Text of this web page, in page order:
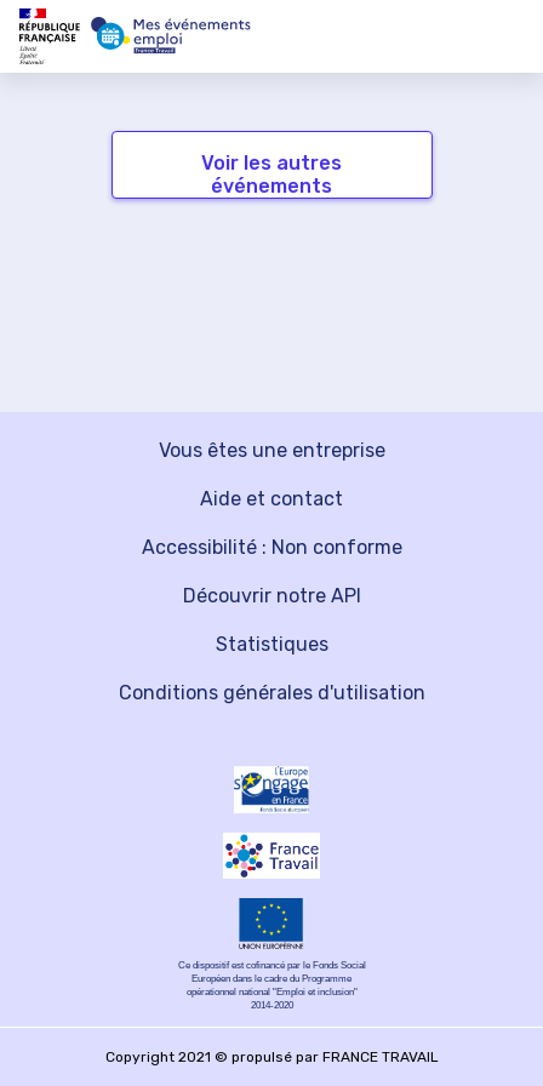
Voir les autres
événements
Vous êtes une entreprise
Découvrir notre API
Aide et contact
Statistiques
Accessibilité : Non conforme
Conditions générales d'utilisation
Ce dispositif est cofinancé par le Fonds Social
Européen dans le cadre du Programme
opérationnel national "Emploi et inclusion"
2014-2020
Copyright 2021 © propulsé par FRANCE TRAVAIL